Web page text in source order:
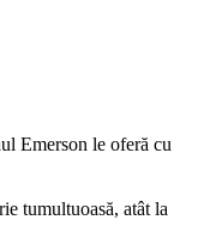
Emerson le oferă cu
tumultuoasă, atât la